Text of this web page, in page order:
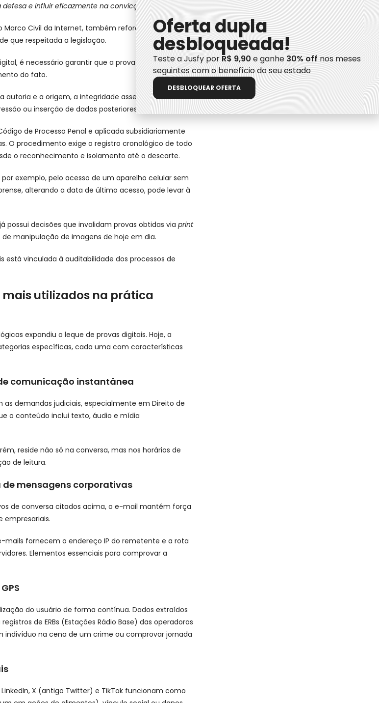
e influir eficazmente na convicção do juiz.”
Marco Civil da Internet, também reforça a
que respeitada a legislação.
é necessário garantir que a prova apresentada
do fato.
e a origem, a integridade assegura que o
ou inserção de dados posteriores.
de Processo Penal e aplicada subsidiariamente
O procedimento exige o registro cronológico de todo
o reconhecimento e isolamento até o descarte.
exemplo, pelo acesso de um aparelho celular sem
alterando a data de último acesso, pode levar à
possui decisões que invalidam provas obtidas via print
manipulação de imagens de hoje em dia.
está vinculada à auditabilidade dos processos de
utilizados na prática
expandiu o leque de provas digitais. Hoje, a
específicas, cada uma com características
comunicação instantânea
as demandas judiciais, especialmente em Direito de
o conteúdo inclui texto, áudio e mídia
reside não só na conversa, mas nos horários de
de leitura.
mensagens corporativas
de conversa citados acima, o e-mail mantém força
empresariais.
fornecem o endereço IP do remetente e a rota
Elementos essenciais para comprovar a
do usuário de forma contínua. Dados extraídos
de ERBs (Estações Rádio Base) das operadoras
indivíduo na cena de um crime ou comprovar jornada
X (antigo Twitter) e TikTok funcionam como
Oferta dupla
desbloqueada!
Teste a Jusfy porR$ 9,90e ganhe30% offnos meses
seguintes com o benefício do seu estado
DESBLOQUEAR OFERTA